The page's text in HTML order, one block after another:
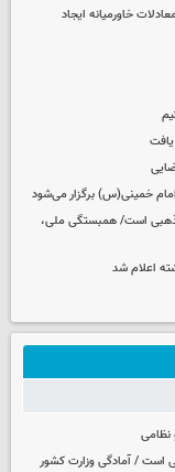
خاورمیانه ایجاد
خمینی(س) برگزار می‌شود
است/ همبستگی ملی،
اعلام شد
نظامی
است / آمادگی وزارت کشور